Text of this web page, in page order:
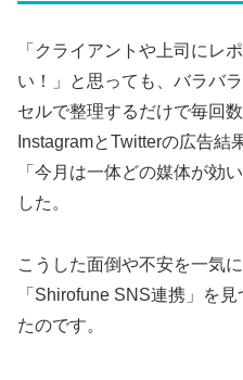
「クライアントや上司にレ
い！」と思っても、バラバ
セルで整理するだけで毎回
InstagramとTwitterの広告結
「今月は一体どの媒体が効
した。
こうした面倒や不安を一気
「Shirofune SNS連携」を
たのです。